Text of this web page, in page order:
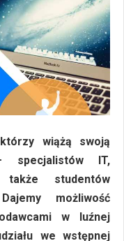
wiążą swoją
IT,
studentów
możliwość
w luźnej
we wstępnej